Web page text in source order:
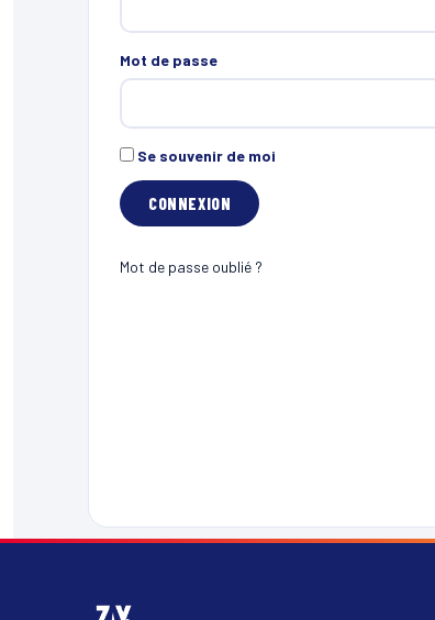
Mot de passe
Se souvenir de moi
Mot de passe oublié ?